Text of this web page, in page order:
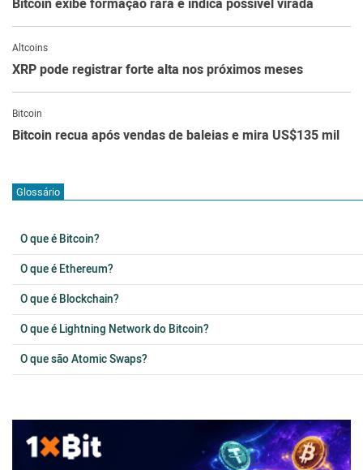
Bitcoin exibe formação rara e indica possível virada
Altcoins
XRP pode registrar forte alta nos próximos meses
Bitcoin
Bitcoin recua após vendas de baleias e mira US$135 mil
Glossário
O que é Bitcoin?
O que é Ethereum?
O que é Blockchain?
O que é Lightning Network do Bitcoin?
O que são Atomic Swaps?